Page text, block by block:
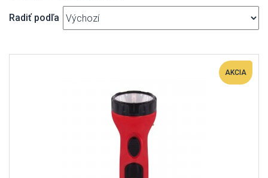
Radiť podľa
AKCIA